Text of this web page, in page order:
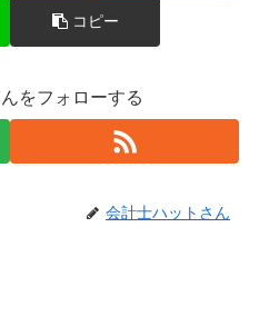
コピー
をフォローする
会計士ハットさん